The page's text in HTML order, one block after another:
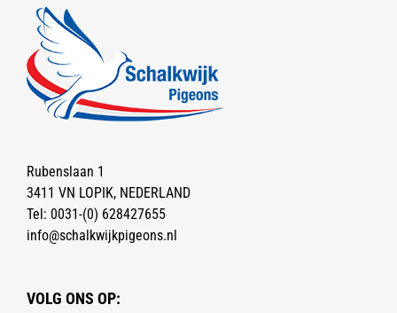
Rubenslaan 1
3411 VN LOPIK, NEDERLAND
Tel: 0031-(0) 628427655
info@schalkwijkpigeons.nl
VOLG ONS OP: